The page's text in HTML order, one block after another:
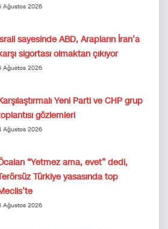
Ağustos 2026
sayesinde ABD, Arapların İran’a
sigortası olmaktan çıkıyor
Ağustos 2026
Yeni Parti ve CHP grup
gözlemleri
Ağustos 2026
“Yetmez ama, evet” dedi,
Türkiye yasasında top
Ağustos 2026